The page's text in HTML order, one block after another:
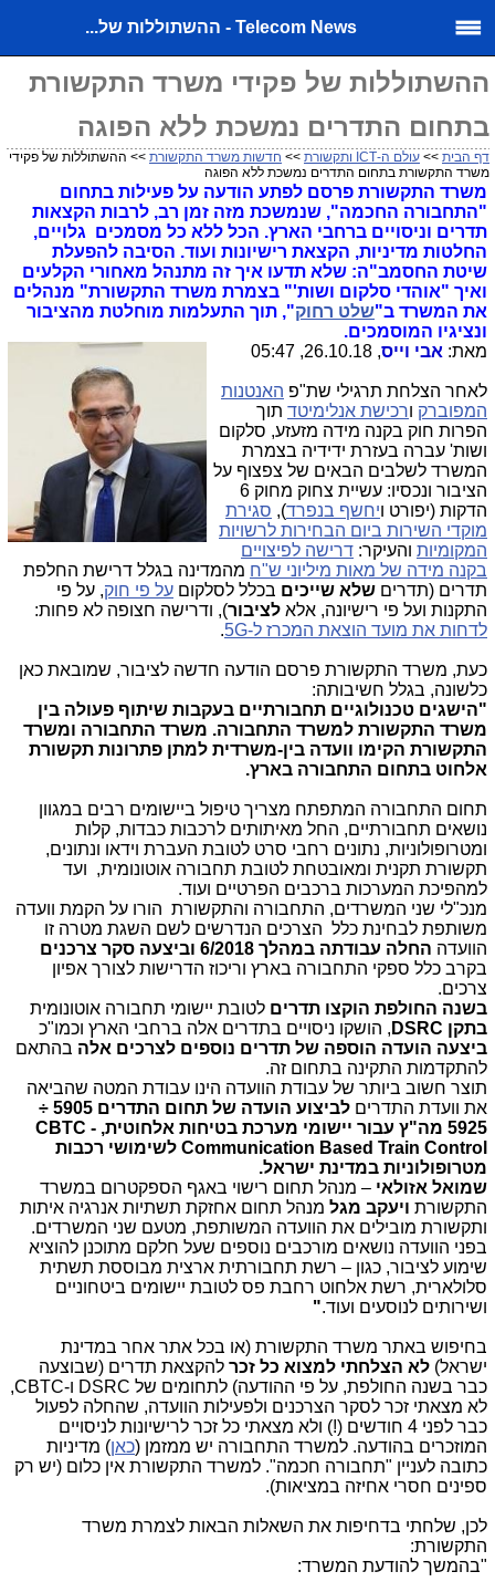
Telecom News - ההשתוללות של...
ההשתוללות של פקידי משרד התקשורת
בתחום התדרים נמשכת ללא הפוגה
דף הבית >> עולם ה-ICT ותקשורת >> חדשות משרד התקשורת >> ההשתוללות של פקידי
משרד התקשורת בתחום התדרים נמשכת ללא הפוגה
משרד התקשורת פרסם לפתע הודעה על פעילות בתחום
"התחבורה החכמה", שנמשכת מזה זמן רב, לרבות הקצאות
תדרים וניסויים ברחבי הארץ. הכל ללא כל מסמכים גלויים,
החלטות מדיניות, הקצאת רישיונות ועוד. הסיבה להפעלת
שיטת החסמב"ה: שלא תדעו איך זה מתנהל מאחורי הקלעים
ואיך "אוהדי סלקום ושות'" בצמרת משרד התקשורת" מנהלים
את המשרד ב"שלט רחוק", תוך התעלמות מוחלטת מהציבור
ונציגיו המוסמכים.
מאת: אבי וייס, 26.10.18, 05:47
לאחר הצלחת תרגילי שת"פ האנטנות
המפוברק ורכישת אנלימיטד תוך
הפרות חוק בקנה מידה מזעזע, סלקום
ושות' עברה בעזרת ידידיה בצמרת
המשרד לשלבים הבאים של צפצוף על
הציבור ונכסיו: עשיית צחוק מחוק 6
הדקות (יפורט ויחשף בנפרד), סגירת
מוקדי השירות ביום הבחירות לרשויות
המקומיות והעיקר: דרישה לפיצויים
בקנה מידה של מאות מיליוני ש"ח מהמדינה בגלל דרישת החלפת
תדרים (תדרים שלא שייכים בכלל לסלקום על פי חוק, על פי
התקנות ועל פי רישיונה, אלא לציבור), ודרישה חצופה לא פחות:
לדחות את מועד הוצאת המכרז ל-5G
.
כעת, משרד התקשורת פרסם הודעה חדשה לציבור, שמובאת כאן
כלשונה, בגלל חשיבותה:
"הישגים טכנולוגיים תחבורתיים בעקבות שיתוף פעולה בין
משרד התקשורת למשרד התחבורה. משרד התחבורה ומשרד
התקשורת הקימו וועדה בין-משרדית למתן פתרונות תקשורת
אלחוט בתחום התחבורה בארץ.
תחום התחבורה המתפתח מצריך טיפול ביישומים רבים במגוון
נושאים תחבורתיים, החל מאיתותים לרכבות כבדות, קלות
ומטרופולוניות, נתונים רחבי סרט לטובת העברת וידאו ונתונים,
תקשורת תקנית ומאובטחת לטובת תחבורה אוטונומית, ועד
למהפיכת המערכות ברכבים הפרטיים ועוד.
מנכ"לי שני המשרדים, התחבורה והתקשורת הורו על הקמת וועדה
משותפת לבחינת כלל הצרכים הנדרשים לשם השגת מטרה זו
הוועדה החלה עבודתה במהלך 6/2018 וביצעה סקר צרכנים
בקרב כלל ספקי התחבורה בארץ וריכוז הדרישות לצורך אפיון
צרכים.
בשנה החולפת הוקצו תדרים לטובת יישומי תחבורה אוטונומית
בתקן DSRC , הושקו ניסויים בתדרים אלה ברחבי הארץ וכמו"כ
ביצעה הועדה הוספה של תדרים נוספים לצרכים אלה בהתאם
להתקדמות התקינה בתחום זה.
תוצר חשוב ביותר של עבודת הוועדה הינו עבודת המטה שהביאה
את וועדת התדרים
לביצוע הועדה של תחום התדרים 5905 ÷
5925 מה"ץ עבור יישומי מערכת בטיחות אלחוטית,
CBTC -
Communication Based Train Control לשימושי רכבות
מטרופולוניות במדינת ישראל.
שמואל אזולאי – מנהל תחום רישוי באגף הספקטרום במשרד
התקשורת ויעקב מגל מנהל תחום אחזקת תשתיות אנרגיה איתות
ותקשורת מובילים את הוועדה המשותפת, מטעם שני המשרדים.
בפני הוועדה נושאים מורכבים נוספים שעל חלקם מתוכנן להוציא
שימוע לציבור, כגון – רשת תחבורתית ארצית מבוססת תשתית
סלולארית, רשת אלחוט רחבת פס לטובת יישומים ביטחוניים
ושירותים לנוסעים ועוד."
בחיפוש באתר משרד התקשורת (או בכל אתר אחר במדינת
ישראל) לא הצלחתי למצוא כל זכר להקצאת תדרים (שבוצעה
כבר בשנה החולפת, על פי ההודעה) לתחומים של DSRC ו-CBTC,
לא מצאתי זכר לסקר הצרכנים ולפעילות הוועדה, שהחלה לפעול
כבר לפני 4 חודשים (!) ולא מצאתי כל זכר לרישיונות לניסויים
המוזכרים בהודעה. למשרד התחבורה יש ממזמן (כאן) מדיניות
כתובה לעניין "תחבורה חכמה". למשרד התקשורת אין כלום (יש רק
ספינים חסרי אחיזה במציאות).
לכן, שלחתי בדחיפות את השאלות הבאות לצמרת משרד
התקשורת:
"בהמשך להודעת המשרד: